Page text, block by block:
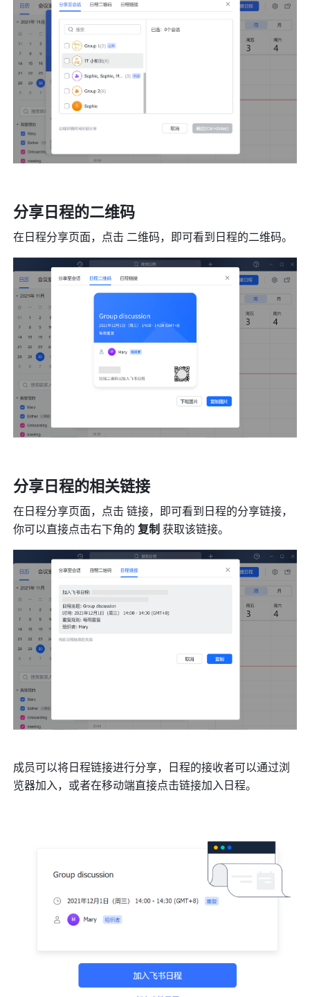
分享日程的二维码
在日程分享页面，点击 二维码，即可看到日程的二维码。
分享日程的相关链接
在日程分享页面，点击 链接，即可看到日程的分享链接，
你可以直接点击右下角的 复制 获取该链接。
成员可以将日程链接进行分享，日程的接收者可以通过浏
览器加入，或者在移动端直接点击链接加入日程。